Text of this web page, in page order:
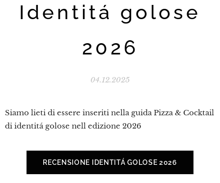
Identitá golose
2026
04.12.2025
Siamo lieti di essere inseriti nella guida Pizza & Cocktail
di identitá golose nell edizione 2026
RECENSIONE IDENTITÁ GOLOSE 2026